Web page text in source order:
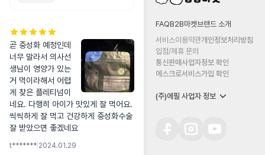
곧 중성화 예정인데
너무 말라서 의사선
생님이 영양가 있는
거 먹이라해서 어렵
게 찾은 플레티넘이
네요. 다행히 아이가 맛있게 잘 먹어요.
씩씩하게 잘 먹고 건강하게 중성화수술
잘 받았으면 좋겠네요
t******* 2024.01.29
FAQB2B마켓 브랜드 소개
서비스이용약관개인정보처리방침
입점/제휴 문의
통신판매사업자정보 확인
에스크로서비스가입 확인
(주)에필 사업자 정보